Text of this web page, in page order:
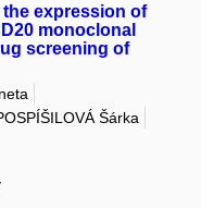
expression of
monoclonal
screening of
Šárka